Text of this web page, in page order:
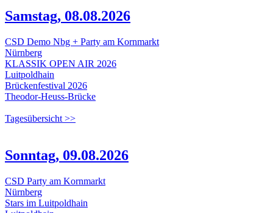
Samstag, 08.08.2026
CSD Demo Nbg + Party am Kornmarkt
Nürnberg
KLASSIK OPEN AIR 2026
Luitpoldhain
Brückenfestival 2026
Theodor-Heuss-Brücke
Tagesübersicht >>
Sonntag, 09.08.2026
CSD Party am Kornmarkt
Nürnberg
Stars im Luitpoldhain